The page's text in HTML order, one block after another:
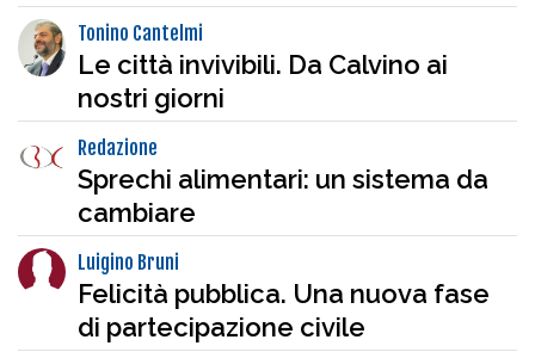
Tonino Cantelmi
Le città invivibili. Da Calvino ai
nostri giorni
Redazione
Sprechi alimentari: un sistema da
cambiare
Luigino Bruni
Felicità pubblica. Una nuova fase
di partecipazione civile